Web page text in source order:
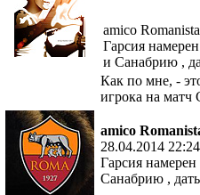
amico
Гарсия
и Санабрию ,
Как по мне, -
игрока на матч
amico
28.04.2014
Гарсия
Санабрию ,